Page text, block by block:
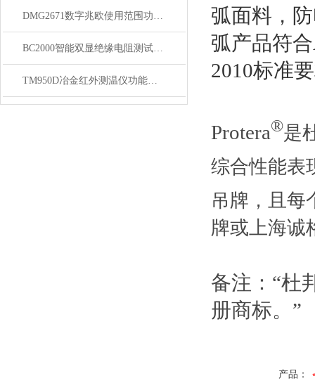
DMG2671数字兆欧使用范围功能特点注意事项
BC2000智能双显绝缘电阻测试仪的功能及特点分享
TM950D冶金红外测温仪功能特点
弧面料，
弧产品符合
2010标准
Protera®是
综合性能表
吊牌，且每
牌或上海诚
备注：“杜
册商标。”
产品：